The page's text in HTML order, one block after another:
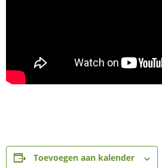
Toevoegen aan kalender